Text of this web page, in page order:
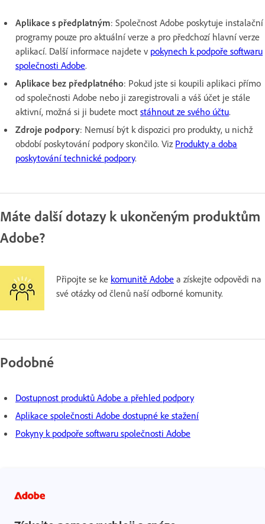
Aplikace s předplatným: Společnost Adobe poskytuje instalační
programy pouze pro aktuální verze a pro předchozí hlavní verze
aplikací. Další informace najdete v pokynech k podpoře softwaru
společnosti Adobe.
Aplikace bez předplatného: Pokud jste si koupili aplikaci přímo
od společnosti Adobe nebo ji zaregistrovali a váš účet je stále
aktivní, možná si ji budete moct stáhnout ze svého účtu.
Zdroje podpory: Nemusí být k dispozici pro produkty, u nichž
období poskytování podpory skončilo. Viz Produkty a doba
poskytování technické podpory.
Máte další dotazy k ukončeným produktům
Adobe?
Připojte se ke komunitě Adobe a získejte odpovědi na
své otázky od členů naší odborné komunity.
Podobné
Dostupnost produktů Adobe a přehled podpory
Aplikace společnosti Adobe dostupné ke stažení
Pokyny k podpoře softwaru společnosti Adobe